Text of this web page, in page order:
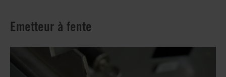
Emetteur à fente